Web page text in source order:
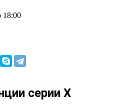
18:00
серии X